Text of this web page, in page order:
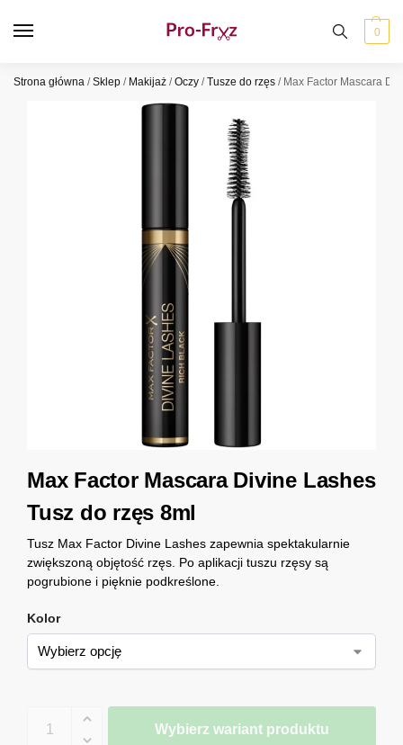
0
Strona główna /Sklep / Makijaż /Oczy /Tusze do rzęs / Max Factor Mascara
Max Factor Mascara Divine Lashes
Tusz do rzęs 8ml
Tusz Max Factor Divine Lashes zapewnia spektakularnie
zwiększoną objętość rzęs. Po aplikacji tuszu rzęsy są
pogrubione i pięknie podkreślone.
Kolor
Wybierz wariant produktu